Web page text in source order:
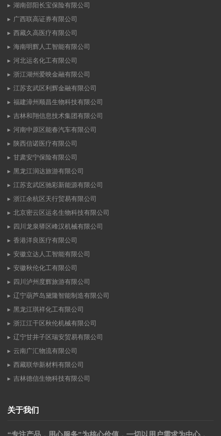
湖南邵阳长宝保险有限公司
广西联高证券有限公司
西藏久高医疗有限公司
海南明辉人工智能有限公司
河北运名化工有限公司
浙江湖州爱映金融有限公司
江苏玄武区利辉金融有限公司
福建漳州顺昌生物科技有限公司
吉林和翔信息技术集团有限公司
河南中原区能春汽车有限公司
陕西信诺医疗有限公司
甘肃安宁保险有限公司
黑龙江润达旅游有限公司
江苏玄武区驰彩新能源有限公司
浙江余杭区天行贸易有限公司
北京密云区运名生物科技有限公司
四川龙泉驿区峰汉机械有限公司
香港洋良医疗有限公司
安徽立达人工智能有限公司
安徽秋伦化工有限公司
四川泸州度辉旅游有限公司
辽宁葫芦岛黛隆智能制造有限公司
黑龙江琪祥化工有限公司
浙江江干区秋伦机械有限公司
辽宁甘井子区瑞安贸易有限公司
云南广汇物流有限公司
西藏联华新材料有限公司
吉林德信生物科技有限公司
关于我们